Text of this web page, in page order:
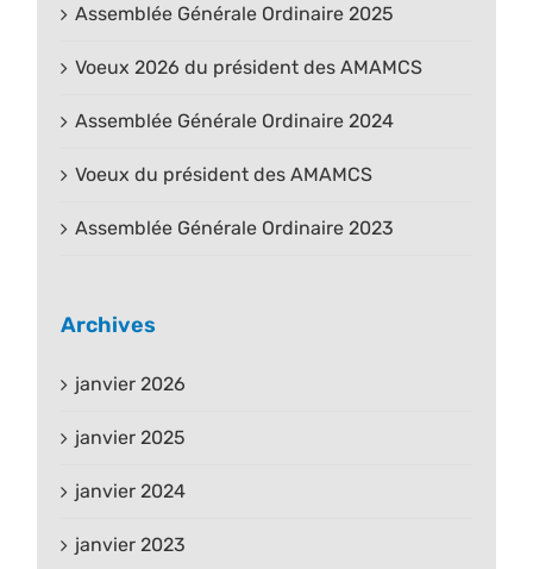
Assemblée Générale Ordinaire 2025
Voeux 2026 du président des AMAMCS
Assemblée Générale Ordinaire 2024
Voeux du président des AMAMCS
Assemblée Générale Ordinaire 2023
Archives
janvier 2026
janvier 2025
janvier 2024
janvier 2023